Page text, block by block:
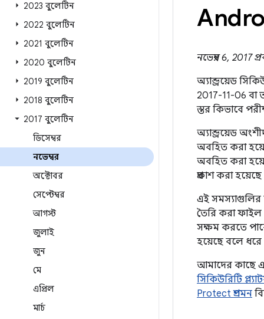
2023 বুলেটিন
2022 বুলেটিন
2021 বুলেটিন
2020 বুলেটিন
2019 বুলেটিন
2018 বুলেটিন
2017 বুলেটিন
ডিসেম্বর
নভেম্বর
অক্টোবর
সেপ্টেম্বর
আগস্ট
জুলাই
জুন
মে
এপ্রিল
মার্চ
নভেম্বর 6, 2017
অ্যান্ড্রয়েড
2017-11-06 বা
স্তর কিভাবে
অ্যান্ড্রয়েড
অবহিত করা
অবহিত করা
প্রকাশ করা
এই সমস্যাগুলির
তৈরি করা ফাইল
সক্ষম করতে
হয়েছে বলে ধরে
আমাদের কাছে
সিকিউরিটি
Protect প্রশমন